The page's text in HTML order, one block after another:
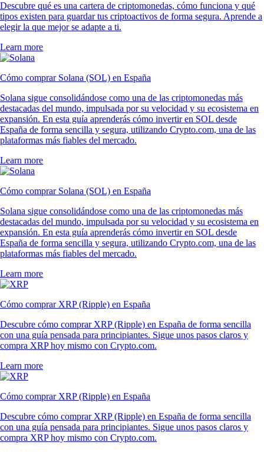
Descubre qué es una cartera de criptomonedas, cómo funciona y qué
tipos existen para guardar tus criptoactivos de forma segura. Aprende a
elegir la que mejor se adapte a ti.
Learn more
Cómo comprar Solana (SOL) en España
Solana sigue consolidándose como una de las criptomonedas más
destacadas del mundo, impulsada por su velocidad y su ecosistema en
expansión. En esta guía aprenderás cómo invertir en SOL desde
España de forma sencilla y segura, utilizando Crypto.com, una de las
plataformas más fiables del mercado.
Learn more
Cómo comprar Solana (SOL) en España
Solana sigue consolidándose como una de las criptomonedas más
destacadas del mundo, impulsada por su velocidad y su ecosistema en
expansión. En esta guía aprenderás cómo invertir en SOL desde
España de forma sencilla y segura, utilizando Crypto.com, una de las
plataformas más fiables del mercado.
Learn more
Cómo comprar XRP (Ripple) en España
Descubre cómo comprar XRP (Ripple) en España de forma sencilla
con una guía pensada para principiantes. Sigue unos pasos claros y
compra XRP hoy mismo con Crypto.com.
Learn more
Cómo comprar XRP (Ripple) en España
Descubre cómo comprar XRP (Ripple) en España de forma sencilla
con una guía pensada para principiantes. Sigue unos pasos claros y
compra XRP hoy mismo con Crypto.com.